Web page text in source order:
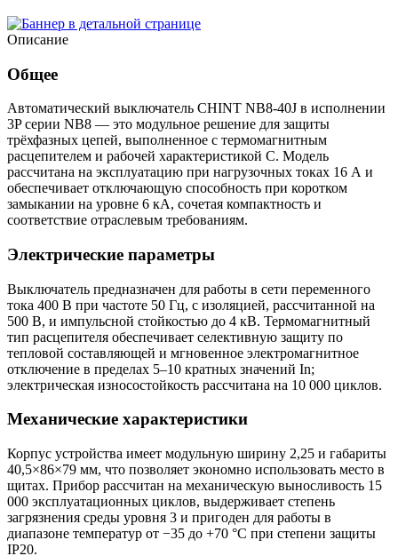
Описание
Общее
Автоматический выключатель CHINT NB8-40J в исполнении
3P серии NB8 — это модульное решение для защиты
трёхфазных цепей, выполненное с термомагнитным
расцепителем и рабочей характеристикой C. Модель
рассчитана на эксплуатацию при нагрузочных токах 16 А и
обеспечивает отключающую способность при коротком
замыкании на уровне 6 кА, сочетая компактность и
соответствие отраслевым требованиям.
Электрические параметры
Выключатель предназначен для работы в сети переменного
тока 400 В при частоте 50 Гц, с изоляцией, рассчитанной на
500 В, и импульсной стойкостью до 4 кВ. Термомагнитный
тип расцепителя обеспечивает селективную защиту по
тепловой составляющей и мгновенное электромагнитное
отключение в пределах 5–10 кратных значений In;
электрическая износостойкость рассчитана на 10 000 циклов.
Механические характеристики
Корпус устройства имеет модульную ширину 2,25 и габариты
40,5×86×79 мм, что позволяет экономно использовать место в
щитах. Прибор рассчитан на механическую выносливость 15
000 эксплуатационных циклов, выдерживает степень
загрязнения среды уровня 3 и пригоден для работы в
диапазоне температур от −35 до +70 °C при степени защиты
IP20.